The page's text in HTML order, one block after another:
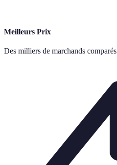
Meilleurs Prix
Des milliers de marchands comparés